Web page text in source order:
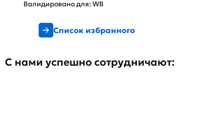
Валидировано для: WB
Список избранного
С нами успешно сотрудничают: